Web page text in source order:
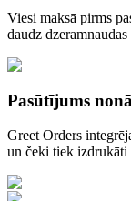
Viesi maksā pirms
daudz dzeramnaudas
Pasūtījums
Greet Orders
un čeki tiek izdrukāti